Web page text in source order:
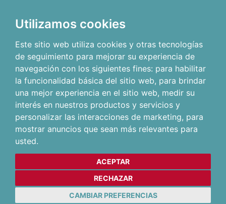
Utilizamos cookies
Este sitio web utiliza cookies y otras tecnologías
de seguimiento para mejorar su experiencia de
navegación con los siguientes fines: para habilitar
la funcionalidad básica del sitio web, para brindar
una mejor experiencia en el sitio web, medir su
interés en nuestros productos y servicios y
personalizar las interacciones de marketing, para
mostrar anuncios que sean más relevantes para
usted.
ACEPTAR
RECHAZAR
CAMBIAR PREFERENCIAS